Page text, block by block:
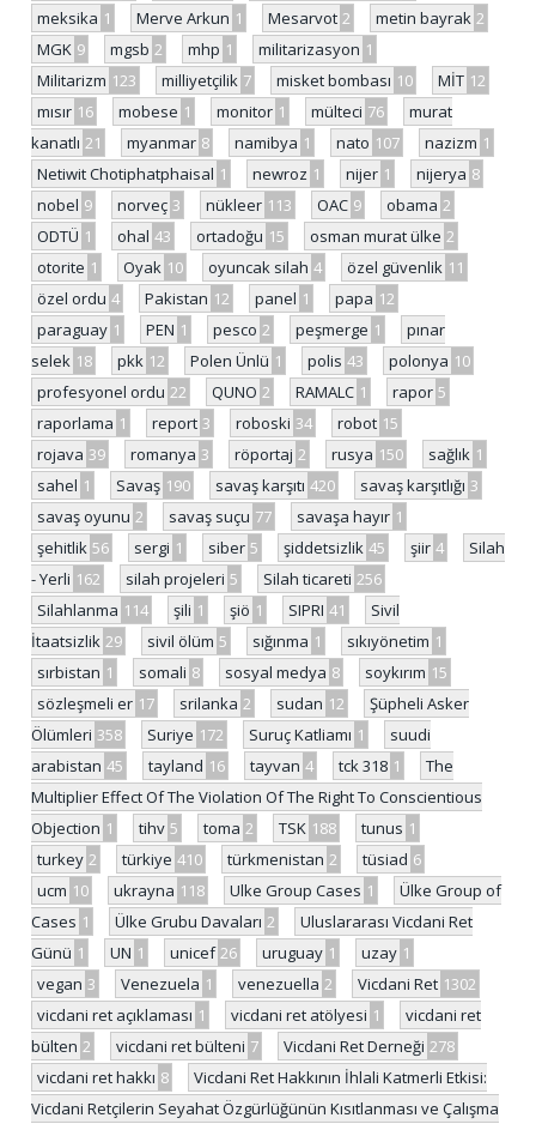
meksika 1 Merve Arkun 1 Mesarvot 2 metin bayrak 2
MGK 9 mgsb 2 mhp 1 militarizasyon 1
Militarizm 123 milliyetçilik 7 misket bombası 10 MİT 12
mısır 16 mobese 1 monitor 1 mülteci 76
murat
kanatlı 21 myanmar 8 namibya 1 nato 107 nazizm 1
Netiwit Chotiphatphaisal 1 newroz 1 nijer 1 nijerya 8
nobel 9 norveç 3 nükleer 113 OAC 9 obama 2
ODTÜ 1 ohal 43 ortadoğu 15 osman murat ülke 2
otorite 1 Oyak 10 oyuncak silah 4 özel güvenlik 11
özel ordu 4 Pakistan 12 panel 1 papa 12
paraguay 1 PEN 1 pesco 2 peşmerge 1
pınar
selek 18 pkk 12 Polen Ünlü 1 polis 43 polonya 10
profesyonel ordu 22 QUNO 2 RAMALC 1 rapor 5
raporlama 1 report 3 roboski 34 robot 15
rojava 39 romanya 3 röportaj 2 rusya 150 sağlık 1
sahel 1 Savaş 190 savaş karşıtı 420 savaş karşıtlığı 3
savaş oyunu 2 savaş suçu 77 savaşa hayır 1
şehitlik 56 sergi 1 siber 5 şiddetsizlik 45 şiir 4
Silah
- Yerli 162 silah projeleri 5 Silah ticareti 256
Silahlanma 114 şili 1 şiö 1 SIPRI 41
Sivil
İtaatsizlik 29 sivil ölüm 5 sığınma 1 sıkıyönetim 1
sırbistan 1 somali 8 sosyal medya 8 soykırım 15
sözleşmeli er 17 srilanka 2 sudan 12
Şüpheli Asker
Ölümleri 358 Suriye 172 Suruç Katliamı 1
suudi
arabistan 45 tayland 16 tayvan 4 tck 318 1
The
Multiplier Effect Of The Violation Of The Right To Conscientious
Objection 1 tihv 5 toma 2 TSK 188 tunus 1
turkey 2 türkiye 410 türkmenistan 2 tüsiad 6
ucm 10 ukrayna 118 Ulke Group Cases 1
Ülke Group of
Cases 1 Ülke Grubu Davaları 2
Uluslararası Vicdani Ret
Günü 1 UN 1 unicef 26 uruguay 1 uzay 1
vegan 3 Venezuela 1 venezuella 2 Vicdani Ret 1302
vicdani ret açıklaması 1 vicdani ret atölyesi 1
vicdani ret
bülten 2 vicdani ret bülteni 7 Vicdani Ret Derneği 278
vicdani ret hakkı 8
Vicdani Ret Hakkının İhlali Katmerli Etkisi:
Vicdani Retçilerin Seyahat Özgürlüğünün Kısıtlanması ve Çalışma